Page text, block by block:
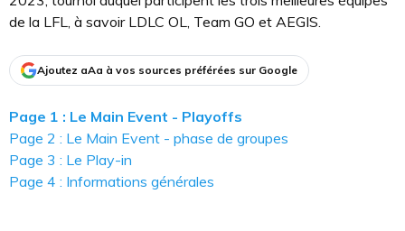
de la LFL, à savoir LDLC OL, Team GO et AEGIS.
Ajoutez aAa à vos sources préférées sur Google
Page 1 : Le Main Event - Playoffs
Page 2 : Le Main Event - phase de groupes
Page 3 : Le Play-in
Page 4 : Informations générales